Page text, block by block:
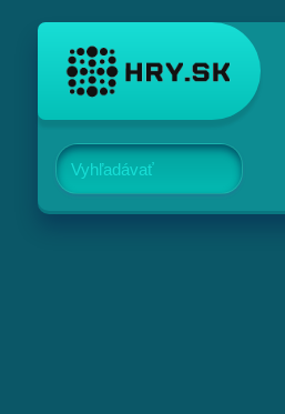
Vyhľadávať